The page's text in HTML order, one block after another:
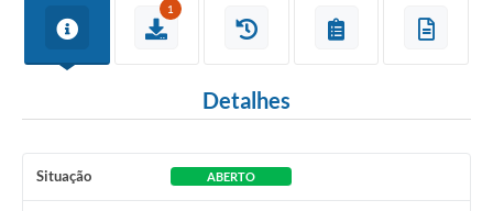
1
Detalhes
Situação ABERTO